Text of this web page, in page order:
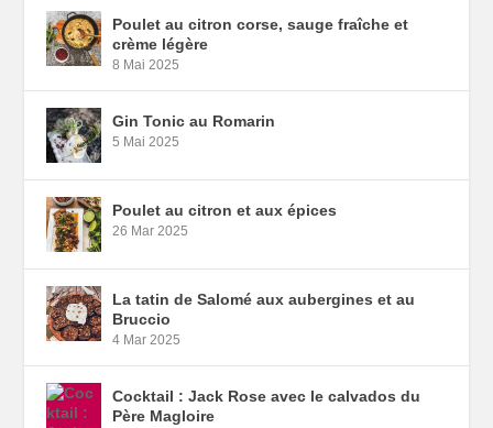
Poulet au citron corse, sauge fraîche et
crème légère
8 Mai 2025
Gin Tonic au Romarin
5 Mai 2025
Poulet au citron et aux épices
26 Mar 2025
La tatin de Salomé aux aubergines et au
Bruccio
4 Mar 2025
Cocktail : Jack Rose avec le calvados du
Père Magloire